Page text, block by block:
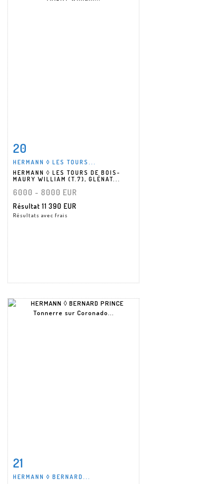
Fiche détaillée
20
HERMANN ◊ LES TOURS...
HERMANN ◊ LES TOURS DE BOIS-
MAURY WILLIAM (T.7), GLÉNAT...
6000 - 8000 EUR
Résultat 11 390 EUR
Résultats avec frais
Fiche détaillée
21
HERMANN ◊ BERNARD...